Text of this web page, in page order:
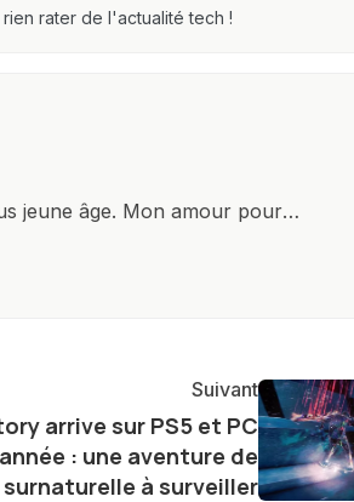
rater de l'actualité tech !
jeune âge. Mon amour pour
les dernières avancées dans
constante des frontières
un aperçu captivant de ce que
Suivant
arrive sur PS5 et PC
: une aventure de
à surveiller